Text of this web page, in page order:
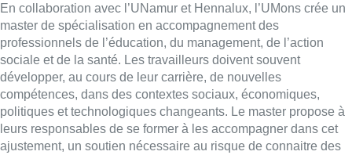
En collaboration avec l’UNamur et Hennalux, l’UMons crée un
master de spécialisation en accompagnement des
professionnels de l’éducation, du management, de l’action
sociale et de la santé. Les travailleurs doivent souvent
développer, au cours de leur carrière, de nouvelles
compétences, dans des contextes sociaux, économiques,
politiques et technologiques changeants. Le master propose à
leurs responsables de se former à les accompagner dans cet
ajustement, un soutien nécessaire au risque de connaitre des